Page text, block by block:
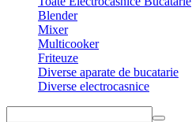
Blender
Mixer
Multicooker
Friteuze
Diverse aparate de bucatarie
Diverse electrocasnice